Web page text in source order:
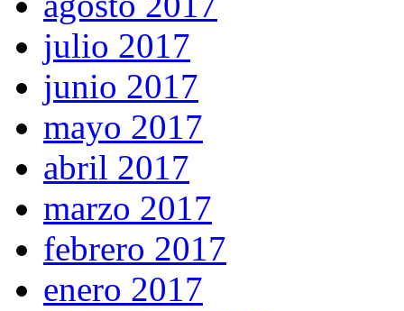
julio 2017
junio 2017
mayo 2017
abril 2017
marzo 2017
febrero 2017
enero 2017